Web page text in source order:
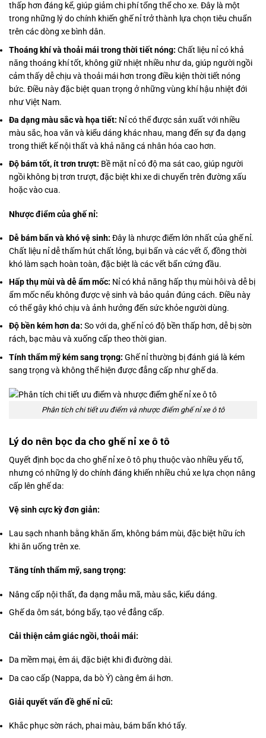
thấp hơn đáng kể, giúp giảm chi phí tổng thể cho xe. Đây là một
trong những lý do chính khiến ghế nỉ trở thành lựa chọn tiêu chuẩn
trên các dòng xe bình dân.
Thoáng khí và thoải mái trong thời tiết nóng: Chất liệu nỉ có khả
năng thoáng khí tốt, không giữ nhiệt nhiều như da, giúp người ngồi
cảm thấy dễ chịu và thoải mái hơn trong điều kiện thời tiết nóng
bức. Điều này đặc biệt quan trọng ở những vùng khí hậu nhiệt đới
như Việt Nam.
Đa dạng màu sắc và họa tiết: Nỉ có thể được sản xuất với nhiều
màu sắc, hoa văn và kiểu dáng khác nhau, mang đến sự đa dạng
trong thiết kế nội thất và khả năng cá nhân hóa cao hơn.
Độ bám tốt, ít trơn trượt: Bề mặt nỉ có độ ma sát cao, giúp người
ngồi không bị trơn trượt, đặc biệt khi xe di chuyển trên đường xấu
hoặc vào cua.
Nhược điểm của ghế nỉ:
Dễ bám bẩn và khó vệ sinh: Đây là nhược điểm lớn nhất của ghế nỉ.
Chất liệu nỉ dễ thấm hút chất lỏng, bụi bẩn và các vết ố, đồng thời
khó làm sạch hoàn toàn, đặc biệt là các vết bẩn cứng đầu.
Hấp thụ mùi và dễ ẩm mốc: Nỉ có khả năng hấp thụ mùi hôi và dễ bị
ẩm mốc nếu không được vệ sinh và bảo quản đúng cách. Điều này
có thể gây khó chịu và ảnh hưởng đến sức khỏe người dùng.
Độ bền kém hơn da: So với da, ghế nỉ có độ bền thấp hơn, dễ bị sờn
rách, bạc màu và xuống cấp theo thời gian.
Tính thẩm mỹ kém sang trọng: Ghế nỉ thường bị đánh giá là kém
sang trọng và không thể hiện được đẳng cấp như ghế da.
Phân tích chi tiết ưu điểm và nhược điểm ghế nỉ xe ô tô
Lý do nên bọc da cho ghế nỉ xe ô tô
Quyết định bọc da cho ghế nỉ xe ô tô phụ thuộc vào nhiều yếu tố,
nhưng có những lý do chính đáng khiến nhiều chủ xe lựa chọn nâng
cấp lên ghế da:
Vệ sinh cực kỳ đơn giản:
Lau sạch nhanh bằng khăn ẩm, không bám mùi, đặc biệt hữu ích
khi ăn uống trên xe.
Tăng tính thẩm mỹ, sang trọng:
Nâng cấp nội thất, đa dạng mẫu mã, màu sắc, kiểu dáng.
Ghế da ôm sát, bóng bẩy, tạo vẻ đẳng cấp.
Cải thiện cảm giác ngồi, thoải mái:
Da mềm mại, êm ái, đặc biệt khi đi đường dài.
Da cao cấp (Nappa, da bò Ý) càng êm ái hơn.
Giải quyết vấn đề ghế nỉ cũ:
Khắc phục sờn rách, phai màu, bám bẩn khó tẩy.